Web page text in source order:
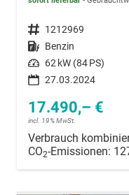
Fahrzeugnummer 1212969
Kraftstoff Benzin
Leistung 62 kW (84 PS)
27.03.2024
17.490,– €
incl. 19% MwSt.
Verbrauch
CO2-Emissionen: